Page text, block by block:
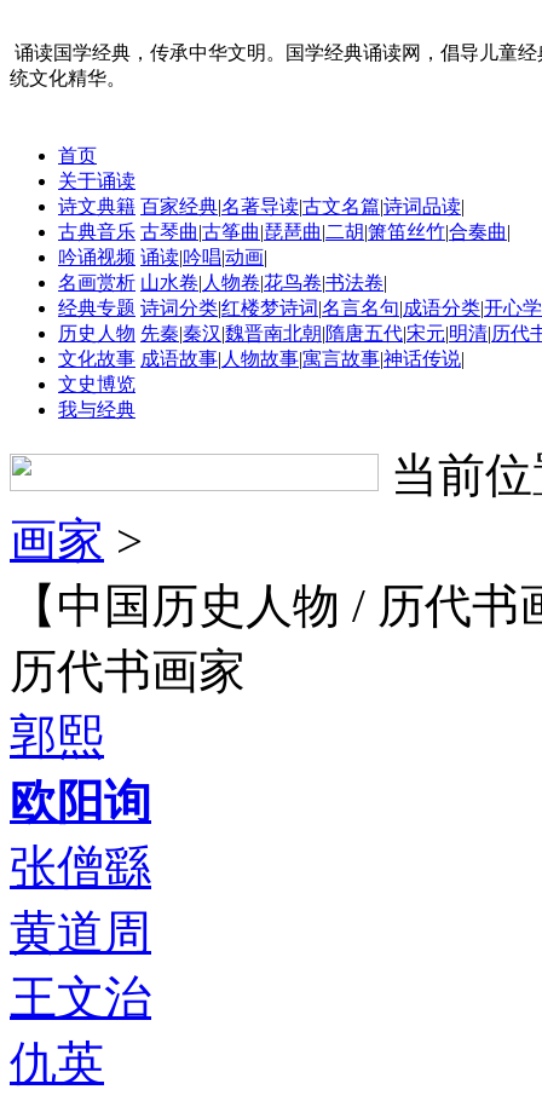
诵读国学经典，传承中华文明。国学经典诵读网，倡导儿童
统文化精华。
首页
关于诵读
诗文典籍 百家经典|名著导读|古文名篇|诗词品读|
古典音乐 古琴曲|古筝曲|琵琶曲|二胡|箫笛丝竹|合奏曲|
吟诵视频 诵读|吟唱|动画|
名画赏析 山水卷| 人物卷|花鸟卷|书法卷|
经典专题 诗词分类|红楼梦诗词|名言名句|成语分类|开心
历史人物 先秦|秦汉|魏晋南北朝|隋唐五代|宋元|明清|历代
文化故事 成语故事| 人物故事|寓言故事|神话传说|
文史博览
我与经典
当前
画家 >
【中国历史人物 / 历代
历代书画家
郭熙
欧阳询
张僧繇
黄道周
王文治
仇英